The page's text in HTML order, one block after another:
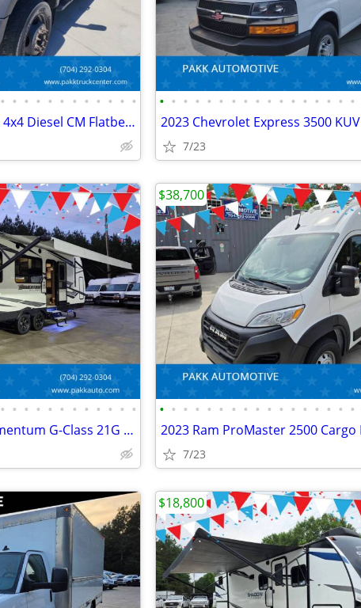
• • • • • • • • • • • •
2017 Ford F450 F-450 XL 4x4 Diesel CM Flatbed Hauler Farm Work Truck
• • • • • • • • • • • • • • • • •
7/23
• • • • • • • • • • • •
2019 Grand Design Momentum G-Class 21G Toy Hauler Camper FUEL STATION
• • • • • • • • • • • • • • • • •
7/23
$38,700
$18,800